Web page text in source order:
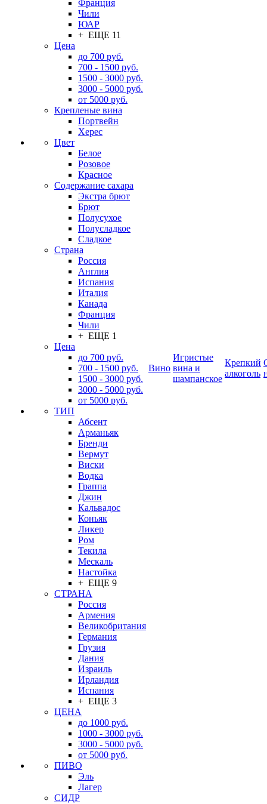
Франция
Чили
ЮАР
+ ЕЩЕ 11
Цена
до 700 руб.
700 - 1500 руб.
1500 - 3000 руб.
3000 - 5000 руб.
от 5000 руб.
Крепленые вина
Портвейн
Херес
Цвет
Белое
Розовое
Красное
Содержание сахара
Экстра брют
Брют
Полусухое
Полусладкое
Сладкое
Страна
Россия
Англия
Испания
Италия
Канада
Франция
Чили
+ ЕЩЕ 1
Цена
до 700 руб.
700 - 1500 руб.
1500 - 3000 руб.
3000 - 5000 руб.
от 5000 руб.
ТИП
Абсент
Арманьяк
Бренди
Вермут
Виски
Водка
Граппа
Джин
Кальвадос
Коньяк
Ликер
Ром
Текила
Мескаль
Настойка
+ ЕЩЕ 9
СТРАНА
Россия
Армения
Великобритания
Германия
Грузия
Дания
Израиль
Ирландия
Испания
+ ЕЩЕ 3
ЦЕНА
до 1000 руб.
1000 - 3000 руб.
3000 - 5000 руб.
от 5000 руб.
ПИВО
Эль
Лагер
СИДР
Вино
Игристые
вина и
шампанское
Крепкий
алкоголь